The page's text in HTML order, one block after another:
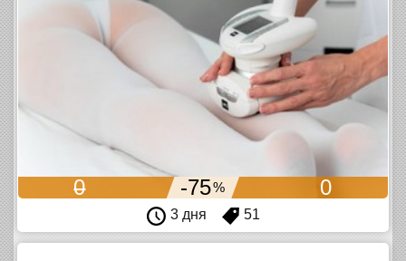
0 -75% 0
3 дня 51